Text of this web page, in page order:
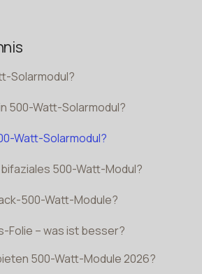
Solarmodul?
500-Watt-Solarmodul?
Watt-Solarmodul?
500-Watt-Modul?
500-Watt-Module?
Folie – was ist besser?
500-Watt-Module 2026?